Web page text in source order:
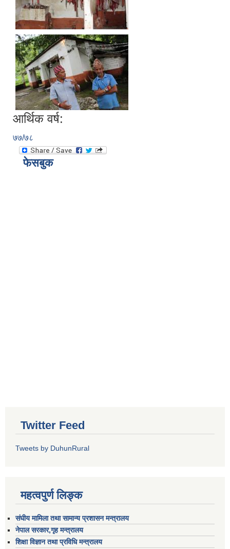
आर्थिक वर्ष:
७७/७८
फेसबुक
Twitter Feed
Tweets by DuhunRural
महत्वपुर्ण लिङ्क
संघीय मामिला तथा सामान्य प्रशासन मन्त्रालय
नेपाल सरकार,गृह मन्त्रालय
शिक्षा विज्ञान तथा प्रविधि मन्त्रालय